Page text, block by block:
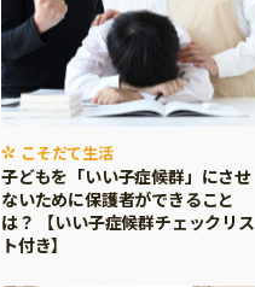
こそだて生活
子どもを「いい子症候群」にさせ
ないために保護者ができること
は？ 【いい子症候群チェックリス
ト付き】